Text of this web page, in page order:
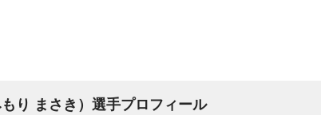
り まさき）選手プロフィール